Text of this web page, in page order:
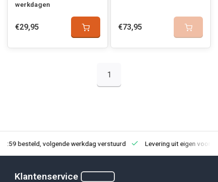
werkdagen
€29,95 €73,95
1
besteld, volgende werkdag verstuurd Levering uit eigen
Klantenservice